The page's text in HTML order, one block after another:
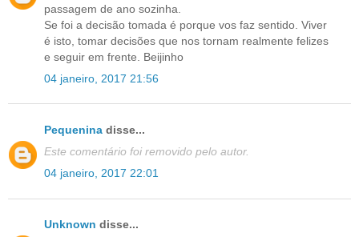
passagem de ano sozinha.
Se foi a decisão tomada é porque vos faz sentido. Viver
é isto, tomar decisões que nos tornam realmente felizes
e seguir em frente. Beijinho
04 janeiro, 2017 21:56
Pequenina disse...
Este comentário foi removido pelo autor.
04 janeiro, 2017 22:01
Unknown disse...